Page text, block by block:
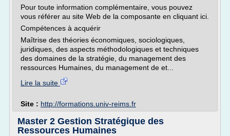
Pour toute information complémentaire, vous pouvez
vous référer au site Web de la composante en cliquant ici.
Compétences à acquérir
Maîtrise des théories économiques, sociologiques,
juridiques, des aspects méthodologiques et techniques
des domaines de la stratégie, du management des
ressources Humaines, du management de et...
Lire la suite
Site : http://formations.univ-reims.fr
Master 2 Gestion Stratégique des
Ressources Humaines